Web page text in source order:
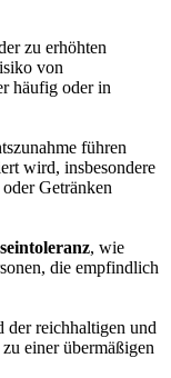
zu erhöhten
von
häufig oder in
führen
wird, insbesondere
Getränken
, wie
die empfindlich
der reichhaltigen und
einer übermäßigen